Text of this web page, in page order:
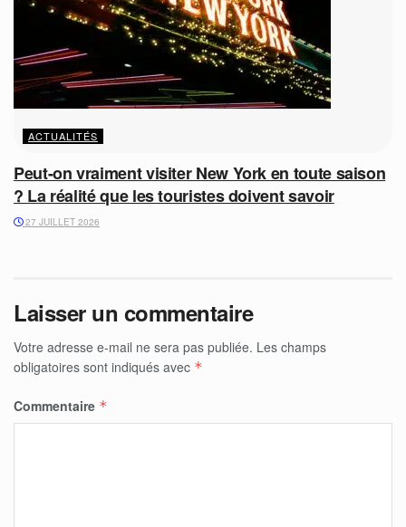
ACTUALITÉS
Peut-on vraiment visiter New York en toute saison
? La réalité que les touristes doivent savoir
27 JUILLET 2026
Laisser un commentaire
Votre adresse e-mail ne sera pas publiée. Les champs
obligatoires sont indiqués avec *
Commentaire *